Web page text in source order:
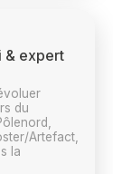
& expert
du
Artefact,
la